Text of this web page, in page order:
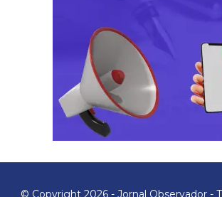
© Copyright 2026 - Jornal Observador -